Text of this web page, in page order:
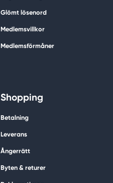
Glömt lösenord
Medlemsvillkor
Medlemsförmåner
Shopping
Betalning
Leverans
Ångerrätt
Byten & returer